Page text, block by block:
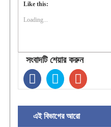
Like this:
Loading...
সংবাদটি শেয়ার করুন
এই বিভাগের আরো